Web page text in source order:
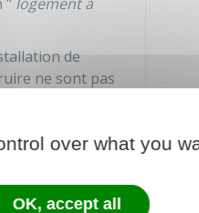
de
ne sont pas
over what you
OK, accept all